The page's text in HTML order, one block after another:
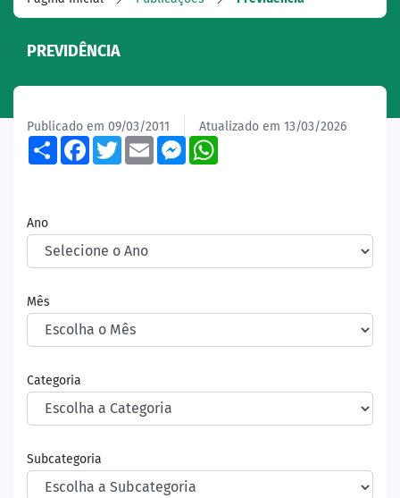
PREVIDÊNCIA
Publicado em 09/03/2011 Atualizado em 13/03/2026
ShareFacebook
TwitterEmailMessenger
Ano
Mês
Categoria
Subcategoria